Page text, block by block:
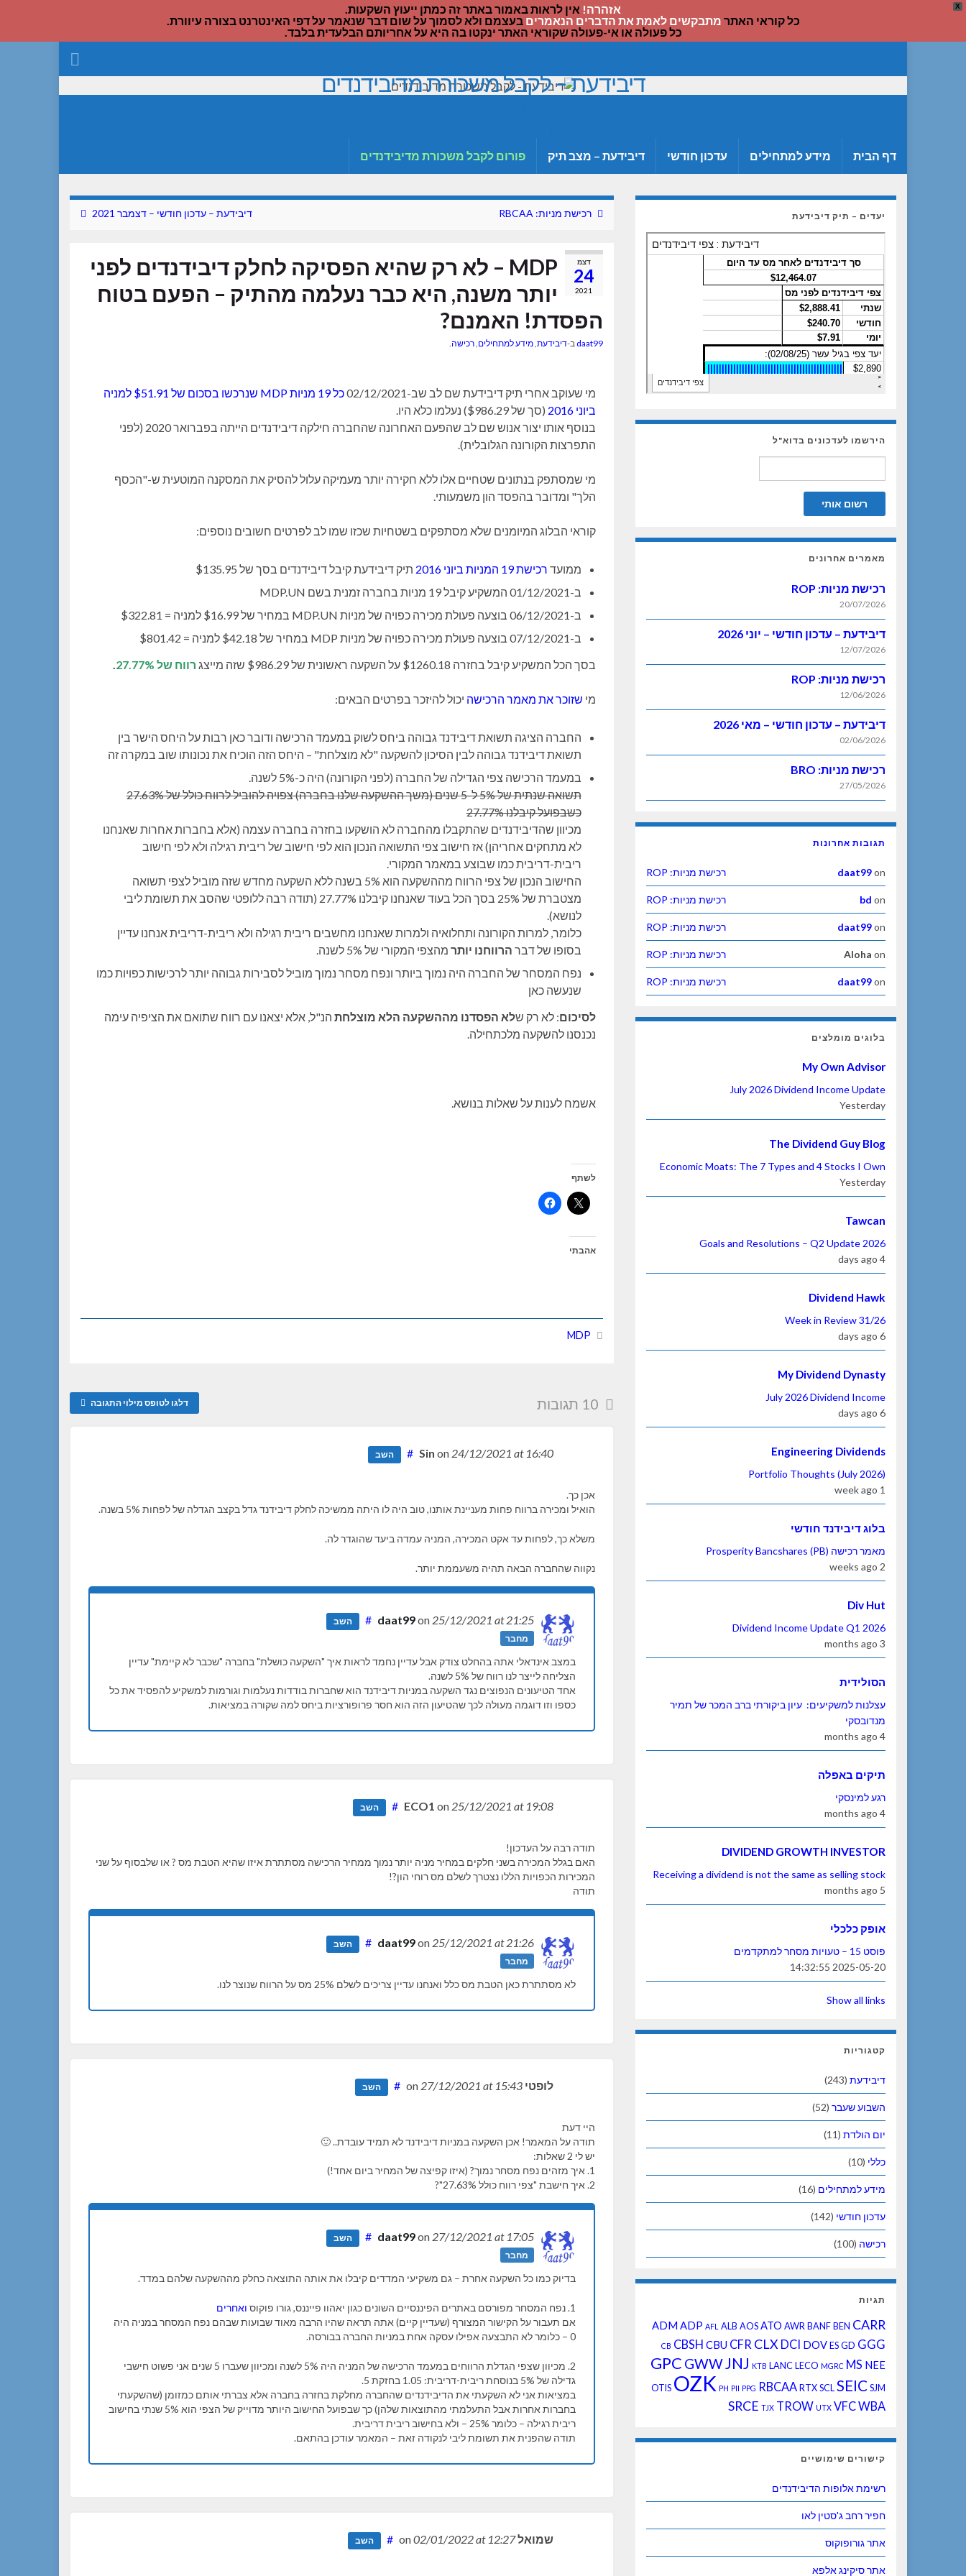
X אזהרה! אין לראות באמור באתר זה כמתן ייעוץ השקעות.
כל קוראי האתר מתבקשים לאמת את הדברים הנאמרים בעצמם ולא לסמוך על שום דבר שנאמר על דפי האינטרנט בצורה עיוורת.
כל פעולה או אי-פעולה שקוראי האתר ינקטו בה היא על אחריותם הבלעדית בלבד.
דיבידעת – לקבל משכורת מדיבידנדים
דף הבית מידע למתחילים עדכון חודשי דיבידעת – מצב תיק פורום לקבל משכורת מדיבידנדים
רכישת מניות: RBCAA דיבידעת – עדכון חודשי – דצמבר 2021
דצמ
24
2021
MDP – לא רק שהיא הפסיקה לחלק דיבידנדים לפני
יותר משנה, היא כבר נעלמה מהתיק – הפעם בטוח
הפסדת! האמנם?
daat99 ב-דיבידעת,מידע למתחילים,רכישה.
מי שעוקב אחרי תיק דיבידעת שם לב שב-02/12/2021
כל 19 מניות MDP שנרכשו בסכום של $51.91 למניה
ביוני 2016
(סך של $986.29) נעלמו כלא היו.
בנוסף אותו יצור אנוש שם לב שהפעם האחרונה שהחברה חילקה דיבידנדים הייתה בפברואר 2020 (לפני
התפרצות הקורונה הגלובלית).
מי שמסתפק בנתונים שטחיים אלו ללא חקירה יותר מעמיקה עלול להסיק את המסקנה המוטעית ש-"הכסף
הלך" ומדובר בהפסד הון משמעותי.
קוראי הבלוג המיומנים שלא מסתפקים בשטחיות שכזו שמו לב לפרטים חשובים נוספים:
ממועד רכישת 19 המניות ביוני 2016
תיק דיבידעת קיבל דיבידנדים בסך של $135.95
ב-01/12/2021 המשקיע קיבל 19 מניות בחברה זמנית בשם MDP.UN
ב-06/12/2021 בוצעה פעולת מכירה כפויה של מניות MDP.UN במחיר של $16.99 למניה = $322.81
ב-07/12/2021 בוצעה פעולת מכירה כפויה של מניות MDP במחיר של $42.18 למניה = $801.42
בסך הכל המשקיע קיבל בחזרה $1260.18 על השקעה ראשונית של $986.29 שזה מייצג
רווח של 27.77% .
מי שזוכר את מאמר הרכישה יכול להיזכר בפרטים הבאים:
החברה הציגה תשואת דיבידנד גבוהה ביחס לשוק במעמד הרכישה ודובר כאן רבות על היחס הישר בין
תשואת דיבידנד גבוהה לבין הסיכון להשקעה "לא מוצלחת" – היחס הזה הוכיח את נכונותו שוב במקרה זה
במעמד הרכישה צפי הגדילה של החברה (לפני הקורונה) היה כ-5% לשנה.
תשואה שנתית של 5% ל-5 שנים (משך ההשקעה שלנו בחברה) צפויה להוביל לרווח כולל של 27.63%
כשבפועל קיבלנו 27.77%
מכיוון שהדיבידנדים שהתקבלו מהחברה לא הושקעו בחזרה בחברה עצמה (אלא בחברות אחרות שאנחנו
לא מתחקים אחריהן) אז חישוב צפי התשואה הנכון הוא לפי חישוב של ריבית רגילה ולא לפי חישוב
ריבית-דריבית כמו שבוצע במאמר המקורי.
החישוב הנכון של צפי הרווח מההשקעה הוא 5% בשנה ללא השקעה מחדש שזה מוביל לצפי תשואה
מצטברת של 25% בסך הכל בעוד שאנחנו קיבלנו 27.77% (תודה רבה ללופטי שהסב את תשומת ליבי
לנושא).
כלומר, למרות הקורונה ותחלואיה ולמרות שאנחנו מחשבים ריבית רגילה ולא ריבית-דריבית אנחנו עדיין
בסופו של דבר הרווחנו יותר מהצפי המקורי של 5% לשנה.
נפח המסחר של החברה היה נמוך ביותר ונפח מסחר נמוך מוביל לסבירות גבוהה יותר לרכישות כפויות כמו
שנעשה כאן
לסיכום: לא רק שלא הפסדנו מההשקעה הלא מוצלחת הנ"ל, אלא יצאנו עם רווח שתואם את הציפיה עימה
נכנסנו להשקעה מלכתחילה.
אשמח לענות על שאלות בנושא.
לשתף
אהבתי
MDP
דלגו לטופס מילוי התגובה
Sin on 24/12/2021 at 16:40
# השב
אכן כך.
הואיל ומכירה ברווח פחות מעניינת אותנו, טוב היה לו היתה ממשיכה לחלק דיבידנד גדל בקצב הגדלה של לפחות 5% בשנה.
משלא כך, לפחות עד אקט המכירה, המניה עמדה ביעד שהוגדר לה.
נקווה שהחברה הבאה תהיה משעממת יותר.
daat99on 25/12/2021 at 21:25
מחבר
# השב
במצב אינדאלי אתה בהחלט צודק אבל עדיין נחמד לראות איך "השקעה כושלת" בחברה "שכבר לא קיימת" עדיין
הצליחה לייצר לנו רווח של 5% לשנה.
אחד הטיעונים הנפוצים נגד השקעה במניות דיבידנד הוא שחברות בודדות נעלמות וגורמות למשקיע להפסיד את כל
כספו וזו דוגמה מעולה לכך שהטיעון הזה הוא חסר פרופורציות ביחס למה שקורה במציאות.
ECO1 on 25/12/2021 at 19:08
# השב
תודה רבה על העדכון!
האם בגלל המכירה בשני חלקים במחיר מניה יותר נמוך ממחיר הרכישה מסתתרת איזו שהיא הטבת מס ? או שלבסוף על שני
המכירות הכפויות הללו נצטרך לשלם מס רוחי הון?!
תודה
daat99on 25/12/2021 at 21:26
מחבר
# השב
לא מסתתרת כאן הטבת מס כלל ואנחנו עדיין צריכים לשלם 25% מס על הרווח שנוצר לנו.
לופטי on
27/12/2021 at 15:43
# השב
היי דעת
תודה על המאמר! אכן השקעה במניות דיבידנד לא תמיד עובדת.. 🙂
יש לי 2 שאלות:
1. איך מזהים נפח מסחר נמוך? (איזו קפיצה של המחיר ביום אחד!)
2. איך חישבת "צפי רווח כולל 27.63%"?
daat99on 27/12/2021 at 17:05
מחבר
# השב
בדיוק כמו כל השקעה אחרת – גם משקיעי המדדים קיבלו את אותה התוצאה כחלק מההשקעה שלהם במדד.
1. נפח המסחר מפורסם באתרים הפיננסיים השונים כגון יאהוו פייננס, גורו פוקוס
ואחרים
אם תעבור על הקישור המצורף (שעדיין קיים) אתה תראה שהיו הרבה מאוד שבועות שבהם נפח המסחר במניה היה
0 – כלומר לא התבצעה אפילו עסקה אחת במניות החברה בבורסה.
2. מכיוון שצפי הגדלת הרווחים במעמד הרכישה של המניה היה 5% לשנה ומכיוון שעברו 5 שנים אני פשוט חישבי
גדילה של 5% בנוסחת ריבית-דריבית: 1.05 בחזקת 5.
במציאות אני לא השקעתי את הדיבידנדים שהחברה מחלקת בחזרה בחברה אלא צברתי אותם כמזומן (שהשקעתי
בחברות אחרות אבל התעלמתי מהתוצאות שלהן) כך שבפועל החישוב היותר מדוייק של הצפי הוא 5% שנתי בחישוב
ריבית רגילה – כלומר 25% – ולא בחישוב ריבית דריבית.
תודה שהפנית את תשומת ליבי לנקודה זאת – המאמר עודכן בהתאם.
שמואלon
02/01/2022at 12:27
# השב
יעדים – תיק דיבידעת
הירשמו לעדכונים בדוא"ל
מאמרים אחרונים
רכישת מניות: ROP
20/07/2026
דיבידעת – עדכון חודשי – יוני 2026
12/07/2026
רכישת מניות: ROP
12/06/2026
דיבידעת – עדכון חודשי – מאי 2026
02/06/2026
רכישת מניות: BRO
27/05/2026
תגובות אחרונות
daat99on רכישת מניות: ROP
bd on רכישת מניות: ROP
daat99on רכישת מניות: ROP
Aloha on רכישת מניות: ROP
daat99on רכישת מניות: ROP
בלוגים מומלצים
My Own Advisor
July 2026 Dividend Income Update
Yesterday
The Dividend Guy Blog
Economic Moats: The 7 Types and 4 Stocks I Own
Yesterday
Tawcan
2026 Goals and Resolutions – Q2 Update
4 days ago
Dividend Hawk
Week in Review 31/26
6 days ago
My Dividend Dynasty
July 2026 Dividend Income
6 days ago
Engineering Dividends
Portfolio Thoughts (July 2026)
1 week ago
בלוג דיבידנד חודשי
מאמר רכישה Prosperity Bancshares (PB)
2 weeks ago
Div Hut
Dividend Income Update Q1 2026
3 months ago
הסולידית
עצלנות למשקיעים: עיון ביקורתי ברב המכר של תמיר
מנדובסקי
4 months ago
תיקים באפלה
רגע למינסקי
4 months ago
DIVIDEND GROWTH INVESTOR
Receiving a dividend is not the same as selling stock
5 months ago
אופק כלכלי
פוסט 15 – טעויות מסחר למתקדמים
2025-05-20 14:32:55
Show all links
קטגוריות
דיבידעת (243)
השבוע שעבר (52)
יום הולדת (11)
כללי (10)
מידע למתחילים (16)
עדכון חודשי (142)
רכישה (100)
תגיות
ADM ADP AFL ALB AOS ATO AWR BANFBEN CARR
CB CBSH CBU CFR CLX DCI DOVESGD GGG
GPC GWW JNJ KTB LANCLECO MGRC MS NEE
OTIS OZK PH PII PPG RBCAARTXSCLSEIC SJM
SRCE TJX TROW UTX VFCWBA
קישורים שימושיים
רשימת אלופות הדיבידנדים
חפיר רחב ג'סטין לאו
אתר גורופוקוס
אתר סיקינג אלפא